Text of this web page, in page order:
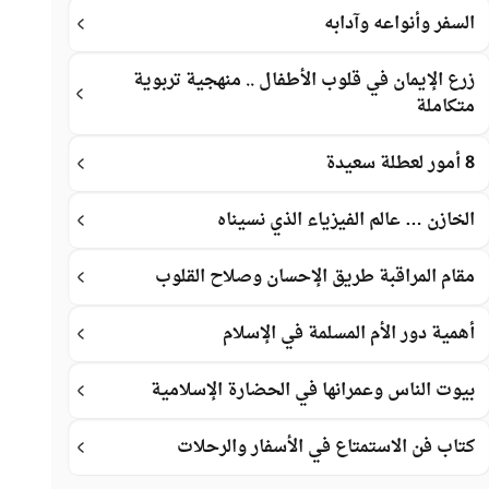
السفر وأنواعه وآدابه
زرع الإيمان في قلوب الأطفال .. منهجية تربوية
متكاملة
8 أمور لعطلة سعيدة
الخازن … عالم الفيزياء الذي نسيناه
مقام المراقبة طريق الإحسان وصلاح القلوب
أهمية دور الأم المسلمة في الإسلام
بيوت الناس وعمرانها في الحضارة الإسلامية
كتاب فن الاستمتاع في الأسفار والرحلات